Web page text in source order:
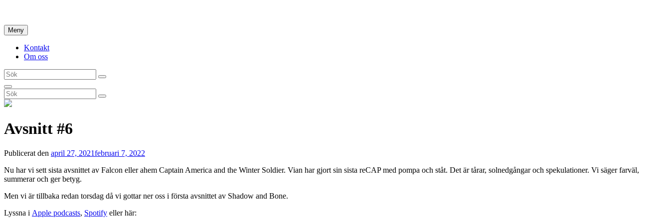
innehåll
Meny
Kontakt
Om oss
Sök
efter:
Sök
Sök
Sök
efter:
Sök
Avsnitt #6
Publicerat den april 27, 2021februari 7, 2022
Nu har vi sett sista avsnittet av Falcon eller ahem Captain America and the Winter Soldier. Vian har gjort sin sista reCAP med pompa och ståt. Det är tårar, solnedgångar och spekulationer. Vi säger farväl,
summerar och ger betyg.
Men vi är tillbaka redan torsdag då vi gottar ner oss i första avsnittet av Shadow and Bone.
Lyssna i Apple podcasts, Spotify eller här: